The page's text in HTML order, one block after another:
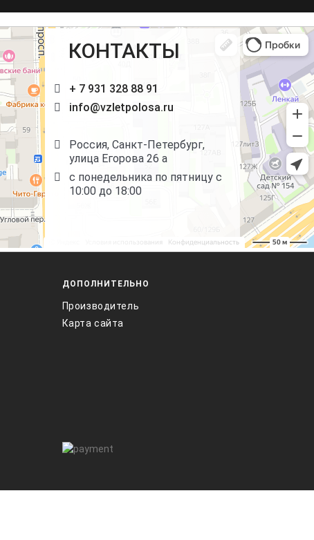
КОНТАКТЫ
+ 7 931 328 88 91
info@vzletpolosa.ru
Россия, Санкт-Петербург,
улица Егорова 26 а
с понедельника по пятницу с
10:00 до 18:00
ДОПОЛНИТЕЛЬНО
Производитель
Карта сайта